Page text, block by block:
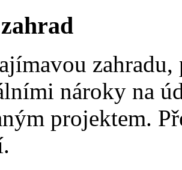
nároky na
projektem.